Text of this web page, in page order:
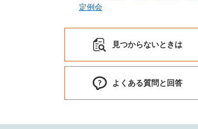
定例会
見つからないときは
よくある質問と回答